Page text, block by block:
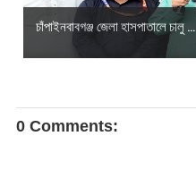
চাঁপাইনবাবগঞ্জ জেলা হাসপাতালে চালু ...
0 Comments: